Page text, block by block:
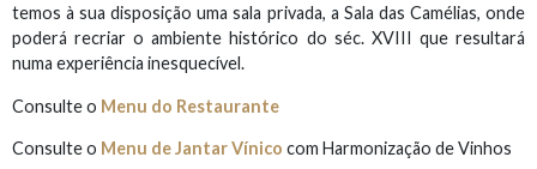
temos à sua disposição uma sala privada, a Sala das Camélias, onde
poderá recriar o ambiente histórico do séc. XVIII que resultará
numa experiência inesquecível.
Consulte o Menu do Restaurante
Consulte o Menu de Jantar Vínico com Harmonização de Vinhos